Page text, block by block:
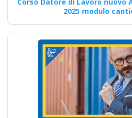
della
nuovo
corsi
paprire un
scuola
2025 modulo